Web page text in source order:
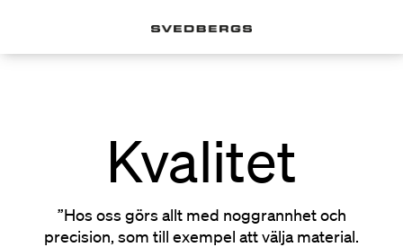
Kvalitet
”Hos oss görs allt med noggrannhet och
precision, som till exempel att välja material.